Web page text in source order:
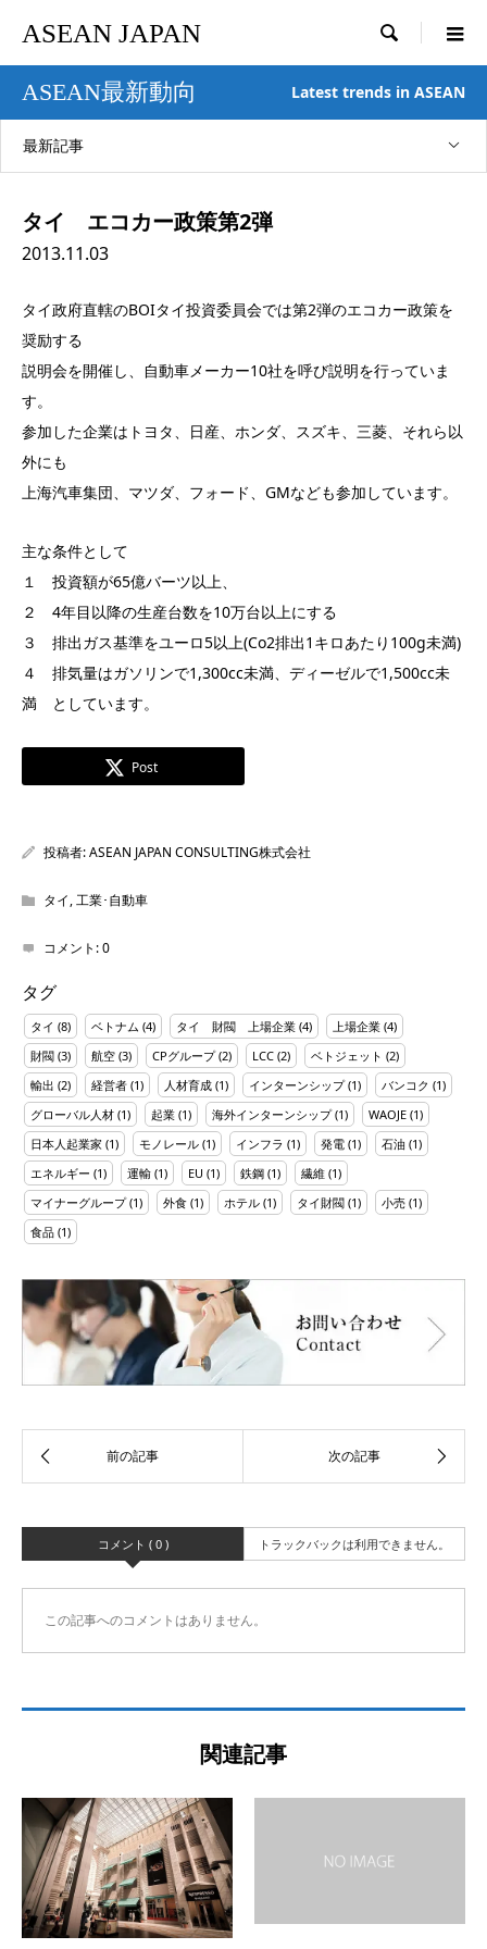
ASEAN JAPAN 
ASEAN最新動向 Latest trends in ASEAN
最新記事
タイ エコカー政策第2弾
2013.11.03
タイ政府直轄のBOIタイ投資委員会では第2弾のエコカー政策を
奨励する
説明会を開催し、自動車メーカー10社を呼び説明を行っていま
す。
参加した企業はトヨタ、日産、ホンダ、スズキ、三菱、それら以
外にも
上海汽車集団、マツダ、フォード、GMなども参加しています。
主な条件として
１ 投資額が65億バーツ以上、
２ 4年目以降の生産台数を10万台以上にする
３ 排出ガス基準をユーロ5以上(Co2排出1キロあたり100g未満)
４ 排気量はガソリンで1,300cc未満、ディーゼルで1,500cc未
満 としています。
Post
投稿者:ASEAN JAPAN CONSULTING株式会社
タイ,工業･自動車
コメント:0
タグ
タイ (8) ベトナム (4) タイ 財閥 上場企業 (4) 上場企業 (4)
財閥 (3) 航空 (3) CPグループ(2) LCC (2) ベトジェット (2)
輸出 (2) 経営者 (1) 人材育成 (1) インターンシップ(1) バンコク (1)
グローバル人材 (1) 起業 (1) 海外インターンシップ(1) WAOJE (1)
日本人起業家 (1) モノレール (1) インフラ (1) 発電 (1) 石油 (1)
エネルギー (1) 運輸 (1) EU (1) 鉄鋼 (1) 繊維 (1)
マイナーグループ(1) 外食 (1) ホテル (1) タイ財閥 (1) 小売 (1)
食品 (1)
コメント ( 0 ) トラックバックは利用できません。
この記事へのコメントはありません。
関連記事